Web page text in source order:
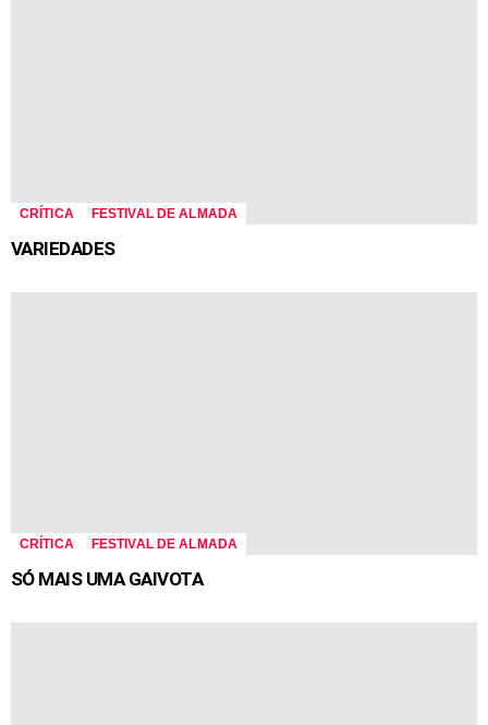
CRÍTICA FESTIVAL DE ALMADA
VARIEDADES
CRÍTICA FESTIVAL DE ALMADA
SÓ MAIS UMA GAIVOTA